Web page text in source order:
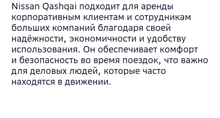
Nissan Qashqai подходит для аренды
корпоративным клиентам и сотрудникам
больших компаний благодаря своей
надёжности, экономичности и удобству
использования. Он обеспечивает комфорт
и безопасность во время поездок, что важно
для деловых людей, которые часто
находятся в движении.